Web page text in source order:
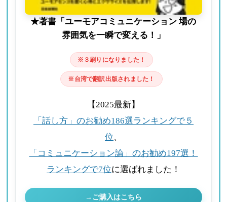
★著書「ユーモアコミュニケーション 場の
雰囲気を一瞬で変える！」
※３刷りになりました！
※台湾で翻訳出版されました！
【2025最新】
「話し方」のお勧め186選ランキングで５
位、
「コミュニケーション論」のお勧め197選！
ランキングで7位に選ばれました！
→ご購入はこちら